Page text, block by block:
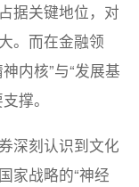
据关键地位，对
。而在金融领
内核”与“发展基
撑。
深刻认识到文化
家战略的“神经